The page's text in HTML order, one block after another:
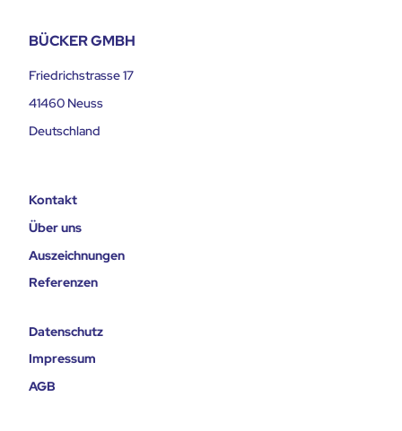
BÜCKER GMBH
Friedrichstrasse 17
41460 Neuss
Deutschland
Kontakt
Über uns
Auszeichnungen
Referenzen
Datenschutz
Impressum
AGB